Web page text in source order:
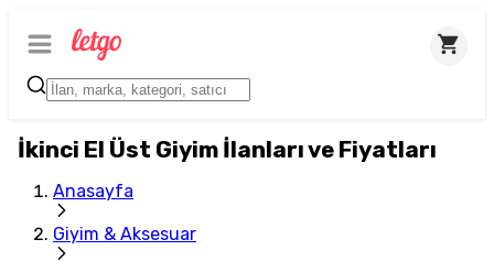
İkinci El Üst Giyim İlanları ve Fiyatları
Anasayfa
Giyim & Aksesuar